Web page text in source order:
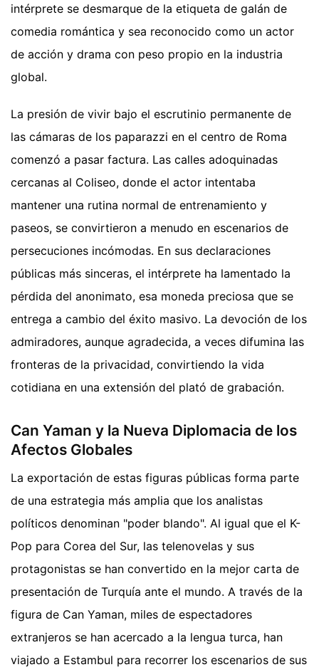
intérprete se desmarque de la etiqueta de galán de
comedia romántica y sea reconocido como un actor
de acción y drama con peso propio en la industria
global.
La presión de vivir bajo el escrutinio permanente de
las cámaras de los paparazzi en el centro de Roma
comenzó a pasar factura. Las calles adoquinadas
cercanas al Coliseo, donde el actor intentaba
mantener una rutina normal de entrenamiento y
paseos, se convirtieron a menudo en escenarios de
persecuciones incómodas. En sus declaraciones
públicas más sinceras, el intérprete ha lamentado la
pérdida del anonimato, esa moneda preciosa que se
entrega a cambio del éxito masivo. La devoción de los
admiradores, aunque agradecida, a veces difumina las
fronteras de la privacidad, convirtiendo la vida
cotidiana en una extensión del plató de grabación.
Can Yaman y la Nueva Diplomacia de los
Afectos Globales
La exportación de estas figuras públicas forma parte
de una estrategia más amplia que los analistas
políticos denominan "poder blando". Al igual que el K-
Pop para Corea del Sur, las telenovelas y sus
protagonistas se han convertido en la mejor carta de
presentación de Turquía ante el mundo. A través de la
figura de Can Yaman, miles de espectadores
extranjeros se han acercado a la lengua turca, han
viajado a Estambul para recorrer los escenarios de sus